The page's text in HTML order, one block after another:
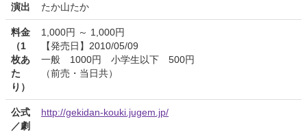
演出 たか山たか
料金
（1
枚あ
た
り）
1,000円 ～ 1,000円
【発売日】2010/05/09
一般 1000円 小学生以下 500円
（前売・当日共）
公式
／劇
http://gekidan-kouki.jugem.jp/